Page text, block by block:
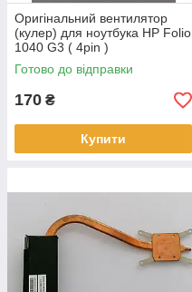
Оригінальний вентилятор
(кулер) для ноутбука HP Folio
1040 G3 ( 4pin )
Готово до відправки
170 ₴
Купити